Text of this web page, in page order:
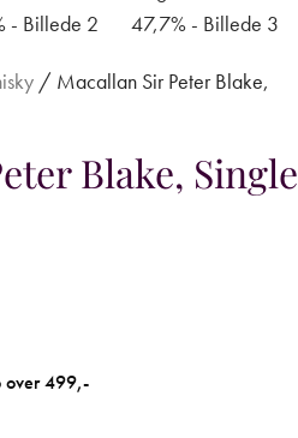
/ Macallan Sir Peter Blake,
Blake, Single
over 499,-